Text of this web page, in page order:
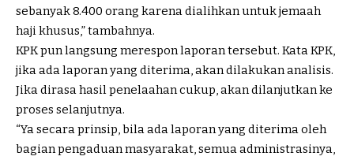
sebanyak 8.400 orang karena dialihkan untuk jemaah
haji khusus,” tambahnya.
KPK pun langsung merespon laporan tersebut. Kata KPK,
jika ada laporan yang diterima, akan dilakukan analisis.
Jika dirasa hasil penelaahan cukup, akan dilanjutkan ke
proses selanjutnya.
“Ya secara prinsip, bila ada laporan yang diterima oleh
bagian pengaduan masyarakat, semua administrasinya,